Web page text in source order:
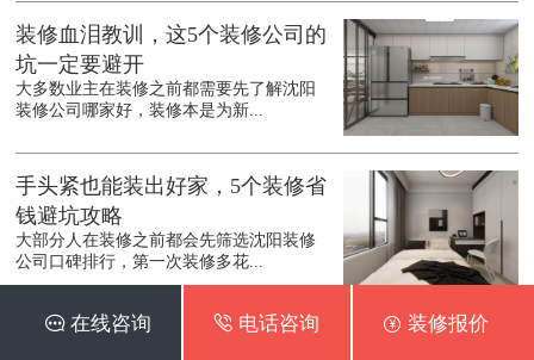
装修血泪教训，这5个装修公司的
坑一定要避开
大多数业主在装修之前都需要先了解沈阳
装修公司哪家好，装修本是为新...
手头紧也能装出好家，5个装修省
钱避坑攻略
大部分人在装修之前都会先筛选沈阳装修
公司口碑排行，第一次装修多花...
装修别踩坑，这6个细节不注意，
 在线咨询  电话咨询  装修报价